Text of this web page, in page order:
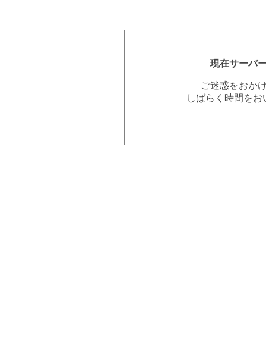
現在サーバ
ご迷惑をおか
しばらく時間を